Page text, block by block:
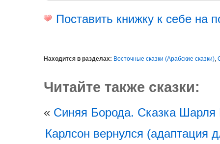
Поставить книжку к себе на
Находится в разделах: Восточные сказки (Арабские сказки),
Читайте также сказки:
« Синяя Борода. Сказка Шарля
Карлсон вернулся (адаптация